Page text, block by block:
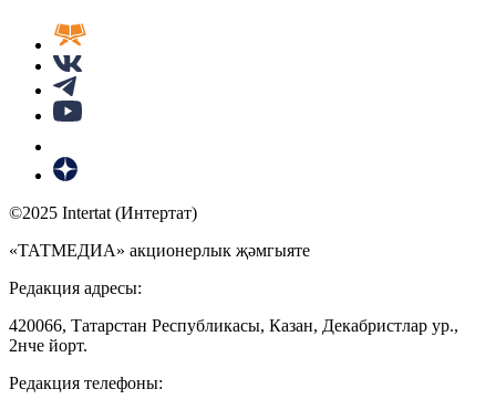
©2025 Intertat (Интертат)
«ТАТМЕДИА» акционерлык җәмгыяте
Редакция адресы:
420066, Татарстан Республикасы, Казан, Декабристлар ур.,
2нче йорт.
Редакция телефоны: